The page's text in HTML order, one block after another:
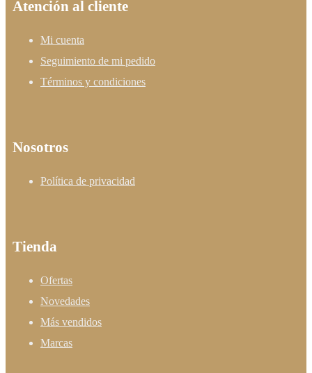
Atención al cliente
Mi cuenta
Seguimiento de mi pedido
Términos y condiciones
Nosotros
Política de privacidad
Tienda
Ofertas
Novedades
Más vendidos
Marcas